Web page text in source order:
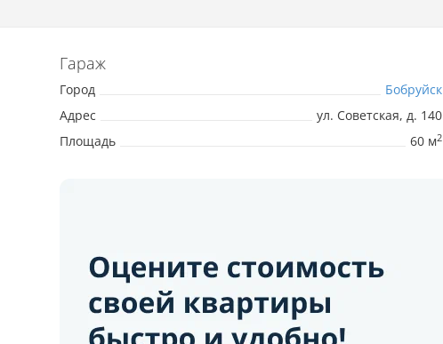
Гараж
Город
Бобруйск
Адрес
ул. Советская, д. 140
Площадь
60 м2